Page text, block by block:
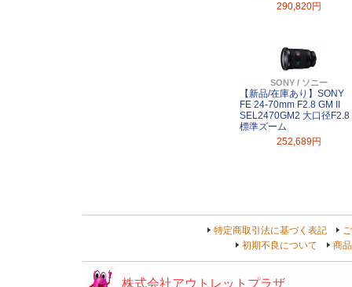
290,820円
SONY / ソニー
【新品/在庫あり】SONY
FE 24-70mm F2.8 GM II
SEL2470GM2 大口径F2.8
標準ズーム
252,689円
特定商取引法に基づく表記
初期不良について
商
株式会社アウトレットプラザ